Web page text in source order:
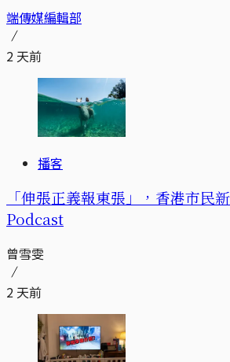
端傳媒編輯部
2 天前
播客
「伸張正義報東張」，香港市民
Podcast
曾雪雯
2 天前